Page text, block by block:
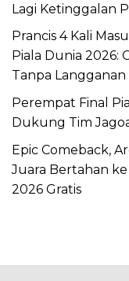
Lagi Ketinggalan
Prancis 4 Kali
Piala Dunia 2026:
Tanpa Langganan
Perempat Final
Dukung Tim
Epic Comeback,
Juara Bertahan
2026 Gratis